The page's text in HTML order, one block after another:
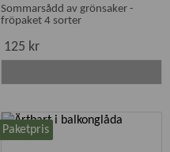
Sommarsådd av grönsaker -
fröpaket 4 sorter
125 kr
Paketpris